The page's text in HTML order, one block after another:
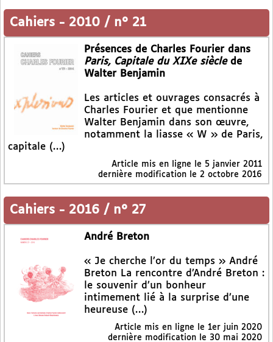
Cahiers - 2010 / n° 21
Présences de Charles Fourier dans
Paris, Capitale du XIXe sièclede
Walter Benjamin
Les articles et ouvrages consacrés à
Charles Fourier et que mentionne
Walter Benjamin dans son œuvre,
notamment la liasse « W » de Paris,
capitale (…)
Article mis en ligne le 5 janvier 2011
dernière modification le 2 octobre 2016
Cahiers - 2016 / n° 27
André Breton
« Je cherche l’or du temps » André
Breton La rencontre d’André Breton :
le souvenir d’un bonheur
intimement lié à la surprise d’une
heureuse (…)
Article mis en ligne le 1er juin 2020
dernière modification le 30 mai 2020